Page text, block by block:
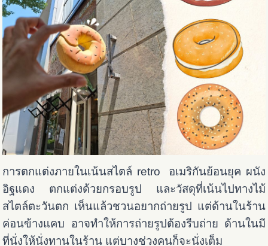
การตกแต่งภายในเน้นสไตล์ retro อเมริกันย้อนยุค ผนัง
อิฐแดง ตกแต่งด้วยกรอบรูป และวัสดุที่เน้นไปทางไม้
สไตล์ตะวันตก เห็นแล้วชวนอยากถ่ายรูป แต่ด้านในร้าน
ค่อนข้างแคบ อาจทำให้การถ่ายรูปต้องรีบถ่าย ด้านในมี
ที่นั่งให้นั่งทานในร้าน แต่บางช่วงคนก็จะนั่งเต็ม